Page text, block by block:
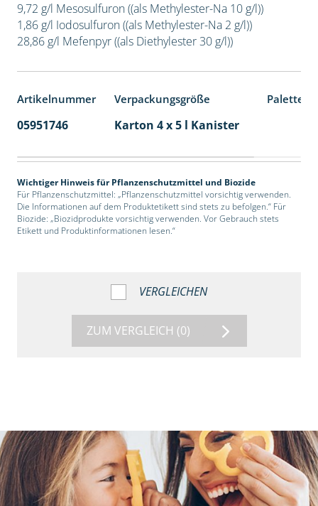
9,72 g/l Mesosulfuron ((als Methylester-Na 10 g/l))
1,86 g/l Iodosulfuron ((als Methylester-Na 2 g/l))
28,86 g/l Mefenpyr ((als Diethylester 30 g/l))
Artikelnummer Verpackungsgröße
05951746 Karton 4 x 5 l Kanister
Wichtiger Hinweis für Pflanzenschutzmittel und Biozide
Für Pflanzenschutzmittel: „Pflanzenschutzmittel vorsichtig verwenden.
Die Informationen auf dem Produktetikett sind stets zu befolgen.“ Für
Biozide: „Biozidprodukte vorsichtig verwenden. Vor Gebrauch stets
Etikett und Produktinformationen lesen.“
VERGLEICHEN
ZUM VERGLEICH (0)